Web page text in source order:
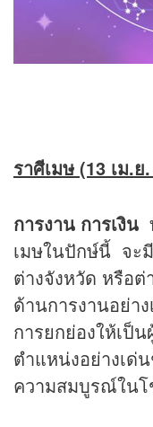
ราศีเมษ (13 เม.
การงาน การเงิน
เมษในปักษ์นี้ จะ
ต่างจังหวัด หรือต่
ด้านการงานอย่า
การยกย่องให้เป็
ตำแหน่งอย่างเด่
ความสมบูรณ์ในโ